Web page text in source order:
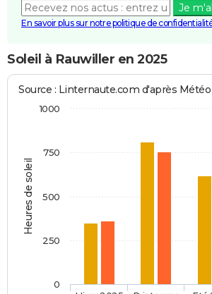
Je
En savoir plus sur notre politique de
Soleil à Rauwiller en 2025
Heures de soleil
Source : Linternaute.com d'après Météo
0
250
500
750
1000